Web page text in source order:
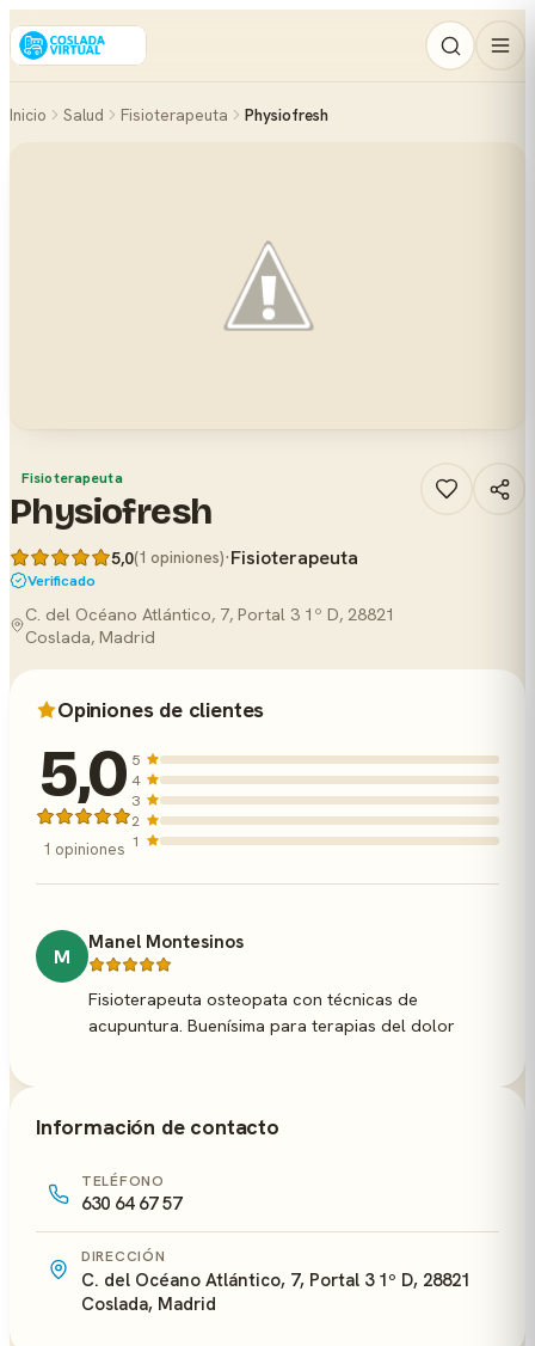
Inicio Salud Fisioterapeuta Physiofresh
Fisioterapeuta
Physiofresh
5,0(1 opiniones)·Fisioterapeuta
Verificado
C. del Océano Atlántico, 7, Portal 3 1º D, 28821
Coslada, Madrid
Opiniones de clientes
5,0
1 opiniones
5
4
3
2
1
M
Manel Montesinos
Fisioterapeuta osteopata con técnicas de
acupuntura. Buenísima para terapias del dolor
Información de contacto
TELÉFONO
630 64 67 57
DIRECCIÓN
C. del Océano Atlántico, 7, Portal 3 1º D, 28821
Coslada, Madrid